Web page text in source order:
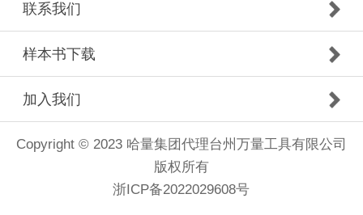
联系我们
样本书下载
加入我们
Copyright © 2023 哈量集团代理台州万量工具有限公司
版权所有
浙ICP备2022029608号